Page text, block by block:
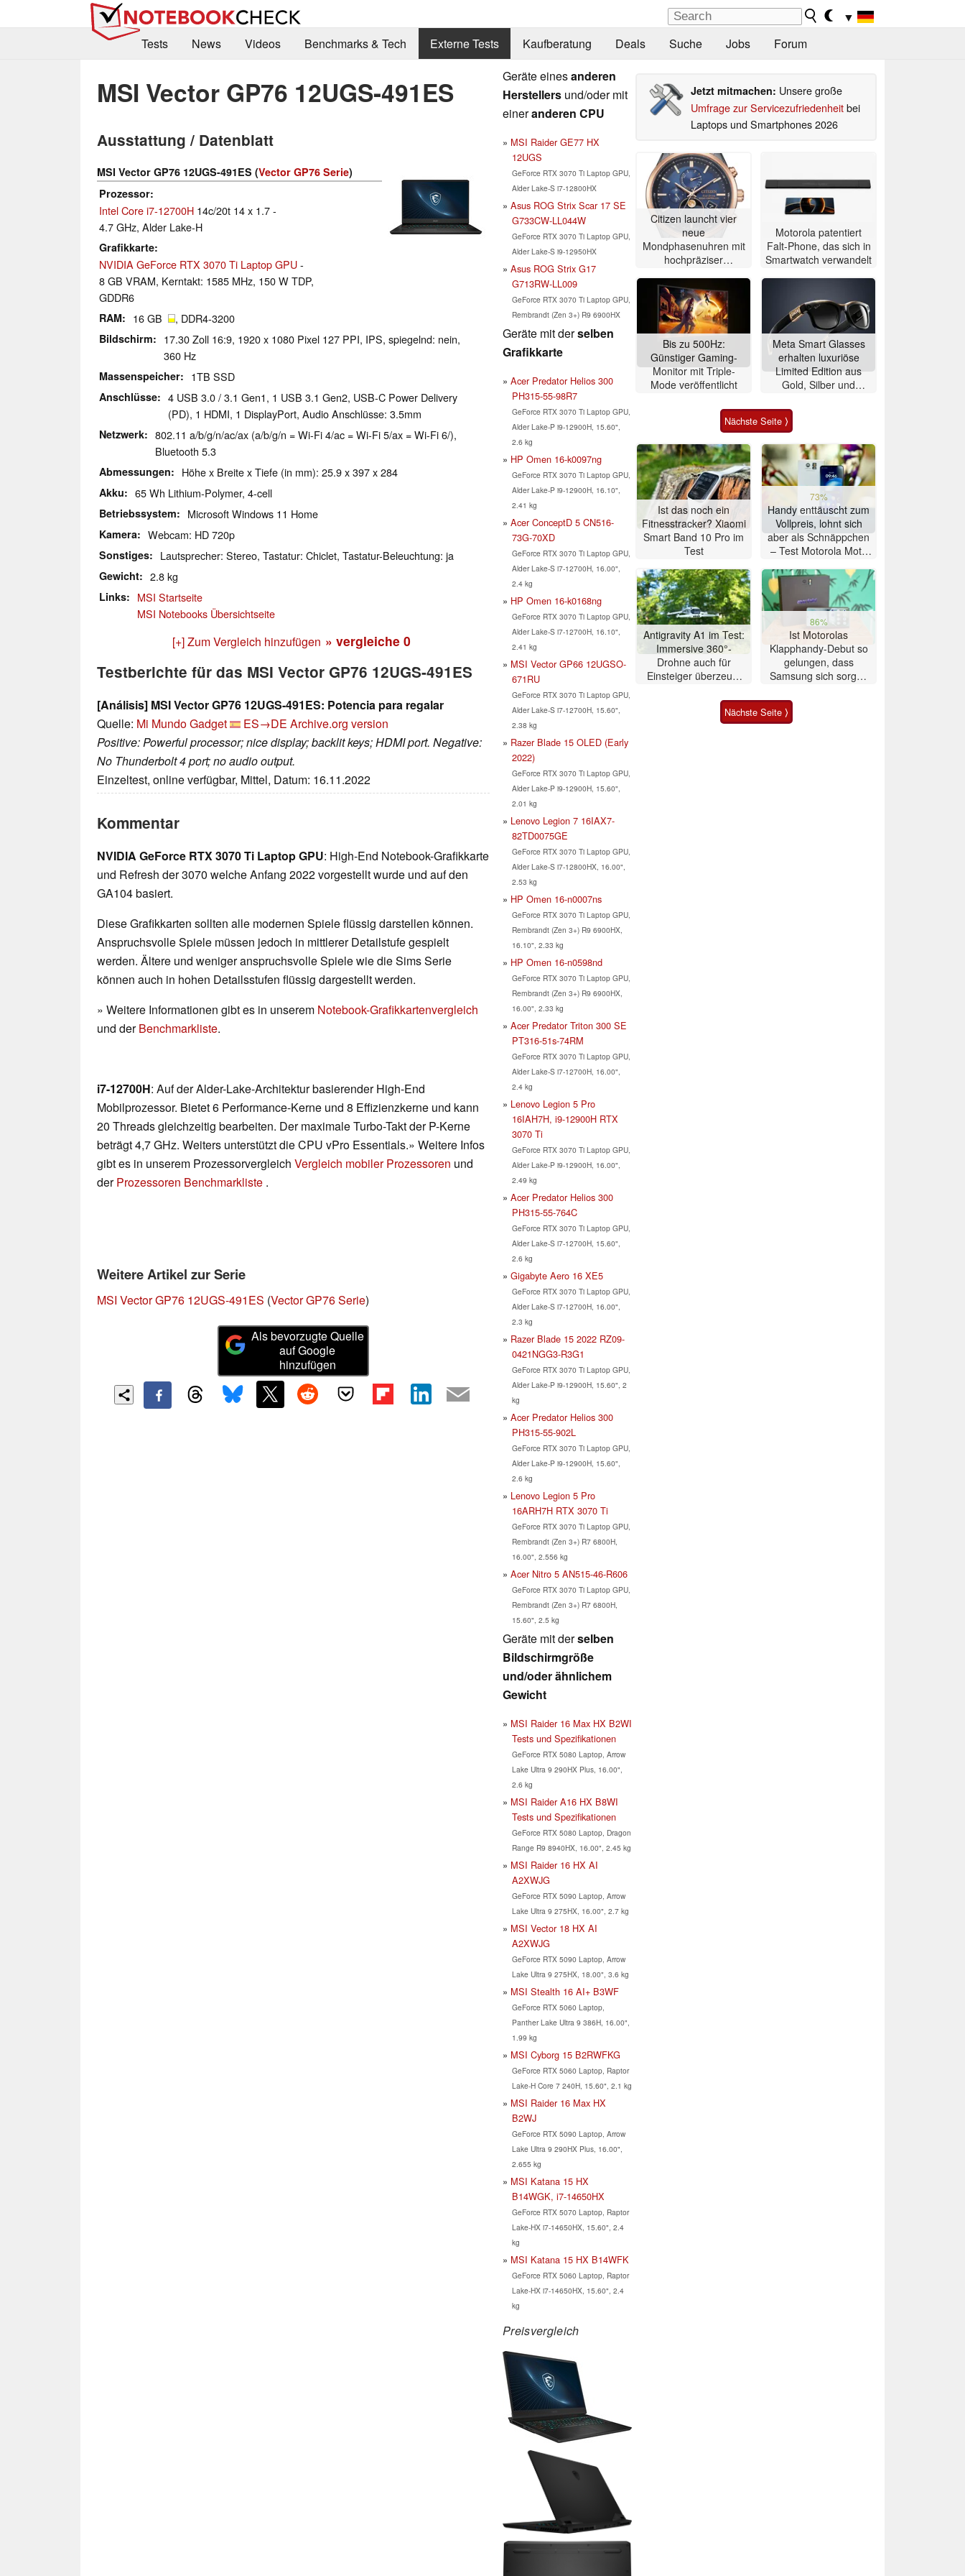
▼
Tests
News Videos Benchmarks & Tech Externe Tests Kaufberatung Deals Suche Jobs Forum
MSI Vector GP76 12UGS-491ES
Ausstattung / Datenblatt
MSI Vector GP76 12UGS-491ES (Vector GP76 Serie)
Prozessor
Intel Core i7-12700H 14c/20t 14 x 1.7 -
4.7 GHz, Alder Lake-H
Grafikkarte
NVIDIA GeForce RTX 3070 Ti Laptop GPU-
8 GB VRAM, Kerntakt: 1585 MHz, 150 W TDP,
GDDR6
RAM 16 GB , DDR4-3200
Bildschirm
17.30 Zoll 16:9, 1920 x 1080 Pixel 127 PPI, IPS, spiegelnd: nein,
360 Hz
Massenspeicher 1TB SSD
Anschlüsse
4 USB 3.0 / 3.1 Gen1, 1 USB 3.1 Gen2, USB-C Power Delivery
(PD), 1 HDMI, 1 DisplayPort, Audio Anschlüsse: 3.5mm
Netzwerk
802.11 a/b/g/n/ac/ax (a/b/g/n = Wi-Fi 4/ac = Wi-Fi 5/ax = Wi-Fi 6/),
Bluetooth 5.3
Abmessungen Höhe x Breite x Tiefe (in mm): 25.9 x 397 x 284
Akku 65 Wh Lithium-Polymer, 4-cell
Betriebssystem Microsoft Windows 11 Home
Kamera Webcam: HD 720p
Sonstiges Lautsprecher: Stereo, Tastatur: Chiclet, Tastatur-Beleuchtung: ja
Gewicht 2.8 kg
Links
MSI Startseite
MSI Notebooks Übersichtseite
[+] Zum Vergleich hinzufügen » vergleiche 0
Testberichte für das MSI Vector GP76 12UGS-491ES
[Análisis] MSI Vector GP76 12UGS-491ES: Potencia para regalar
Quelle: Mi Mundo Gadget ES→DE Archive.org version
Positive: Powerful processor; nice display; backlit keys; HDMI port. Negative:
No Thunderbolt 4 port; no audio output.
Einzeltest, online verfügbar, Mittel, Datum: 16.11.2022
Kommentar
NVIDIA GeForce RTX 3070 Ti Laptop GPU: High-End Notebook-Grafikkarte
und Refresh der 3070 welche Anfang 2022 vorgestellt wurde und auf den
GA104 basiert.
Diese Grafikkarten sollten alle modernen Spiele flüssig darstellen können.
Anspruchsvolle Spiele müssen jedoch in mittlerer Detailstufe gespielt
werden. Ältere und weniger anspruchsvolle Spiele wie die Sims Serie
können auch in hohen Detailsstufen flüssig dargestellt werden.
» Weitere Informationen gibt es in unserem Notebook-Grafikkartenvergleich
und derBenchmarkliste.
i7-12700H: Auf der Alder-Lake-Architektur basierender High-End
Mobilprozessor. Bietet 6 Performance-Kerne und 8 Effizienzkerne und kann
20 Threads gleichzeitig bearbeiten. Der maximale Turbo-Takt der P-Kerne
beträgt 4,7 GHz. Weiters unterstützt die CPU vPro Essentials.» Weitere Infos
gibt es in unserem Prozessorvergleich Vergleich mobiler Prozessoren und
derProzessoren Benchmarkliste .
Weitere Artikel zur Serie
MSI Vector GP76 12UGS-491ES (Vector GP76 Serie)
Als bevorzugte Quelle
auf Google
hinzufügen
Geräte einesanderen
Herstellers und/oder mit
eineranderen CPU
MSI Raider GE77 HX
12UGS
GeForce RTX 3070 Ti Laptop GPU,
Alder Lake-S i7-12800HX
Asus ROG Strix Scar 17 SE
G733CW-LL044W
GeForce RTX 3070 Ti Laptop GPU,
Alder Lake-S i9-12950HX
Asus ROG Strix G17
G713RW-LL009
GeForce RTX 3070 Ti Laptop GPU,
Rembrandt (Zen 3+) R9 6900HX
Geräte mit derselben
Grafikkarte
Acer Predator Helios 300
PH315-55-98R7
GeForce RTX 3070 Ti Laptop GPU,
Alder Lake-P i9-12900H, 15.60",
2.6 kg
HP Omen 16-k0097ng
GeForce RTX 3070 Ti Laptop GPU,
Alder Lake-P i9-12900H, 16.10",
2.41 kg
Acer ConceptD 5 CN516-
73G-70XD
GeForce RTX 3070 Ti Laptop GPU,
Alder Lake-S i7-12700H, 16.00",
2.4 kg
HP Omen 16-k0168ng
GeForce RTX 3070 Ti Laptop GPU,
Alder Lake-S i7-12700H, 16.10",
2.41 kg
MSI Vector GP66 12UGSO-
671RU
GeForce RTX 3070 Ti Laptop GPU,
Alder Lake-S i7-12700H, 15.60",
2.38 kg
Razer Blade 15 OLED (Early
2022)
GeForce RTX 3070 Ti Laptop GPU,
Alder Lake-P i9-12900H, 15.60",
2.01 kg
Lenovo Legion 7 16IAX7-
82TD0075GE
GeForce RTX 3070 Ti Laptop GPU,
Alder Lake-S i7-12800HX, 16.00",
2.53 kg
HP Omen 16-n0007ns
GeForce RTX 3070 Ti Laptop GPU,
Rembrandt (Zen 3+) R9 6900HX,
16.10", 2.33 kg
HP Omen 16-n0598nd
GeForce RTX 3070 Ti Laptop GPU,
Rembrandt (Zen 3+) R9 6900HX,
16.00", 2.33 kg
Acer Predator Triton 300 SE
PT316-51s-74RM
GeForce RTX 3070 Ti Laptop GPU,
Alder Lake-S i7-12700H, 16.00",
2.4 kg
Lenovo Legion 5 Pro
16IAH7H, i9-12900H RTX
3070 Ti
GeForce RTX 3070 Ti Laptop GPU,
Alder Lake-P i9-12900H, 16.00",
2.49 kg
Acer Predator Helios 300
PH315-55-764C
GeForce RTX 3070 Ti Laptop GPU,
Alder Lake-S i7-12700H, 15.60",
2.6 kg
Gigabyte Aero 16 XE5
GeForce RTX 3070 Ti Laptop GPU,
Alder Lake-S i7-12700H, 16.00",
2.3 kg
Razer Blade 15 2022 RZ09-
0421NGG3-R3G1
GeForce RTX 3070 Ti Laptop GPU,
Alder Lake-P i9-12900H, 15.60", 2
kg
Acer Predator Helios 300
PH315-55-902L
GeForce RTX 3070 Ti Laptop GPU,
Alder Lake-P i9-12900H, 15.60",
2.6 kg
Lenovo Legion 5 Pro
16ARH7H RTX 3070 Ti
GeForce RTX 3070 Ti Laptop GPU,
Rembrandt (Zen 3+) R7 6800H,
16.00", 2.556 kg
Acer Nitro 5 AN515-46-R606
GeForce RTX 3070 Ti Laptop GPU,
Rembrandt (Zen 3+) R7 6800H,
15.60", 2.5 kg
Geräte mit derselben
Bildschirmgröße
und/oder ähnlichem
Gewicht
MSI Raider 16 Max HX B2WI
Tests und Spezifikationen
GeForce RTX 5080 Laptop, Arrow
Lake Ultra 9 290HX Plus, 16.00",
2.6 kg
MSI Raider A16 HX B8WI
Tests und Spezifikationen
GeForce RTX 5080 Laptop, Dragon
Range R9 8940HX, 16.00", 2.45 kg
MSI Raider 16 HX AI
A2XWJG
GeForce RTX 5090 Laptop, Arrow
Lake Ultra 9 275HX, 16.00", 2.7 kg
MSI Vector 18 HX AI
A2XWJG
GeForce RTX 5090 Laptop, Arrow
Lake Ultra 9 275HX, 18.00", 3.6 kg
MSI Stealth 16 AI+ B3WF
GeForce RTX 5060 Laptop,
Panther Lake Ultra 9 386H, 16.00",
1.99 kg
MSI Cyborg 15 B2RWFKG
GeForce RTX 5060 Laptop, Raptor
Lake-H Core 7 240H, 15.60", 2.1 kg
MSI Raider 16 Max HX
B2WJ
GeForce RTX 5090 Laptop, Arrow
Lake Ultra 9 290HX Plus, 16.00",
2.655 kg
MSI Katana 15 HX
B14WGK, i7-14650HX
GeForce RTX 5070 Laptop, Raptor
Lake-HX i7-14650HX, 15.60", 2.4
kg
MSI Katana 15 HX B14WFK
GeForce RTX 5060 Laptop, Raptor
Lake-HX i7-14650HX, 15.60", 2.4
kg
Preisvergleich
Jetzt mitmachen: Unsere große
Umfrage zur Servicezufriedenheitbei
Laptops und Smartphones 2026
Citizen launcht vier
neue
Mondphasenuhren mit
hochpräziser
Motorola patentiert
Falt-Phone, das sich in
Smartwatch verwandelt
Bis zu 500Hz:
Günstiger Gaming-
Monitor mit Triple-
Mode veröffentlicht
Meta Smart Glasses
erhalten luxuriöse
Limited Edition aus
Gold, Silber und
Nächste Seite ⟩
Ist das noch ein
Fitnesstracker? Xiaomi
Smart Band 10 Pro im
Test
73%
Handy enttäuscht zum
Vollpreis, lohnt sich
aber als Schnäppchen
– Test Motorola Moto
Antigravity A1 im Test:
Immersive 360°-
Drohne auch für
Einsteiger überzeugt
86%
Ist Motorolas
Klapphandy-Debut so
gelungen, dass
Samsung sich sorgen
Smartphone im Test
Nächste Seite ⟩